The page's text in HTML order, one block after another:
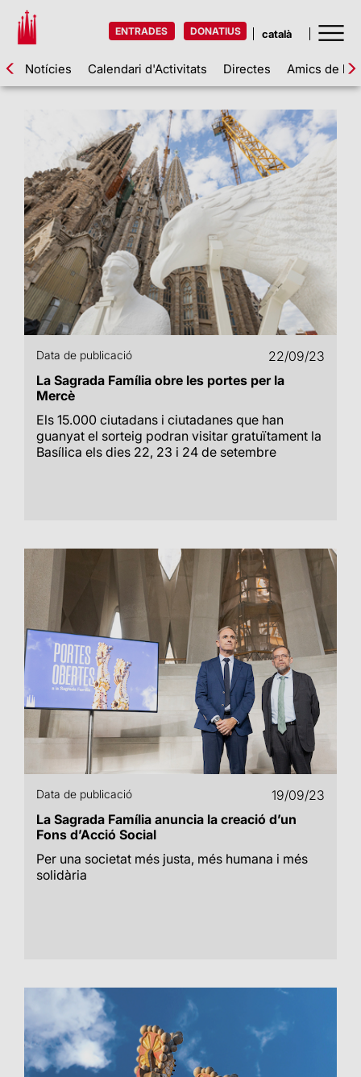
ENTRADES DONATIUS
Notícies Calendari d'Activitats Directes Amics de la
Data de publicació
22/09/23
La Sagrada Família obre les portes per la
Mercè
Els 15.000 ciutadans i ciutadanes que han
guanyat el sorteig podran visitar gratuïtament la
Basílica els dies 22, 23 i 24 de setembre
Data de publicació
19/09/23
La Sagrada Família anuncia la creació d’un
Fons d’Acció Social
Per una societat més justa, més humana i més
solidària